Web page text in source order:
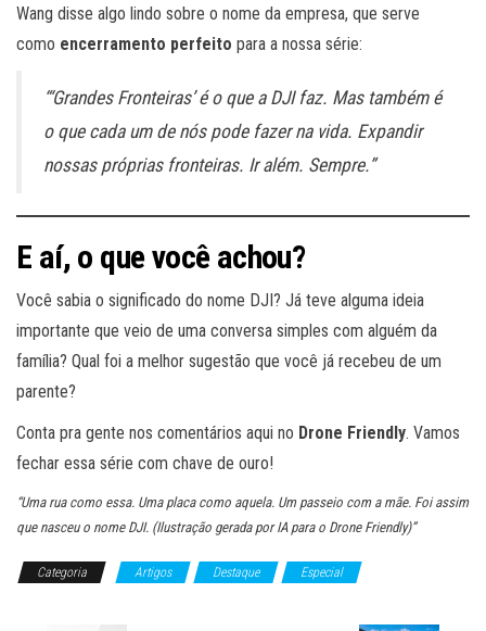
Wang disse algo lindo sobre o nome da empresa, que serve
como encerramento perfeito para a nossa série:
“‘Grandes Fronteiras’ é o que a DJI faz. Mas também é
o que cada um de nós pode fazer na vida. Expandir
nossas próprias fronteiras. Ir além. Sempre.”
E aí, o que você achou?
Você sabia o significado do nome DJI? Já teve alguma ideia
importante que veio de uma conversa simples com alguém da
família? Qual foi a melhor sugestão que você já recebeu de um
parente?
Conta pra gente nos comentários aqui no Drone Friendly. Vamos
fechar essa série com chave de ouro!
“Uma rua como essa. Uma placa como aquela. Um passeio com a mãe. Foi assim
que nasceu o nome DJI. (Ilustração gerada por IA para o Drone Friendly)”
Categoria Artigos Destaque Especial